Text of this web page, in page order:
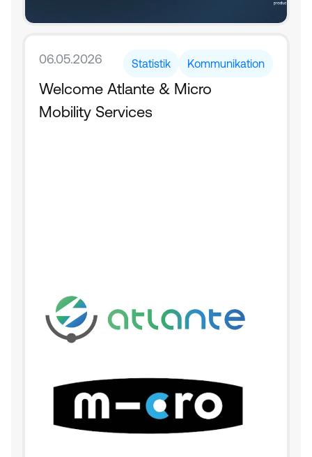
06.05.2026 Statistik Kommunikation
Welcome Atlante & Micro
Mobility Services